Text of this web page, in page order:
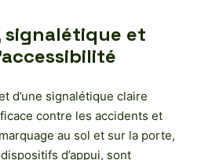
signalétique et
d’une signalétique claire
contre les accidents et
au sol et sur la porte,
d’appui, sont